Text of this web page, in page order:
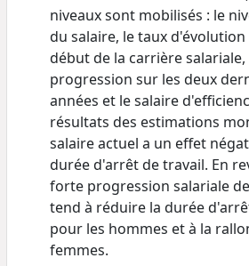
niveaux sont mobilisés : le
du salaire, le taux
début de la carrière salariale,
progression sur les deux
années et le salaire
résultats des estimations
salaire actuel a un effet
durée d'arrêt de travail. En
forte progression salariale
tend à réduire la durée
pour les hommes et à la
femmes.